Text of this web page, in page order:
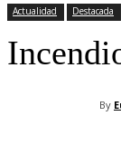
Actualidad Destacada
By